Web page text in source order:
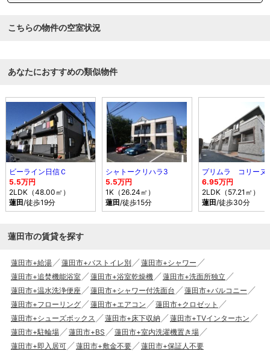
こちらの物件の空室状況
あなたにおすすめの類似物件
ビーライン日信Ｃ
5.5万円
2LDK（48.00㎡）
蓮田/徒歩19分
シャトークリハラ3
5.5万円
1K（26.24㎡）
蓮田/徒歩15分
プリムラ コリーヌ
6.95万円
2LDK（57.21㎡）
蓮田/徒歩30分
蓮田市の賃貸を探す
蓮田市+給湯 蓮田市+バストイレ別
蓮田市+シャワー
蓮田市+追焚機能浴室
蓮田市+浴室乾燥機
蓮田市+洗面所独立
蓮田市+温水洗浄便座
蓮田市+シャワー付洗面台
蓮田市+バルコニー
蓮田市+フローリング
蓮田市+エアコン
蓮田市+クロゼット
蓮田市+シューズボックス
蓮田市+床下収納
蓮田市+TVインターホン
蓮田市+駐輪場
蓮田市+BS
蓮田市+室内洗濯機置き場
蓮田市+即入居可
蓮田市+敷金不要 蓮田市+保証人不要